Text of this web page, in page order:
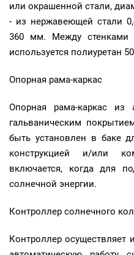
или окрашенной стали,
- из нержавеющей стали
360 мм. Между стенками
используется полиуретан
Опорная рама-каркас
Опорная рама-каркас
гальваническим
быть установлен в баке
конструкцией и/или
включается, когда для
солнечной энергии.
Контроллер солнечного
Контроллер осуществляет